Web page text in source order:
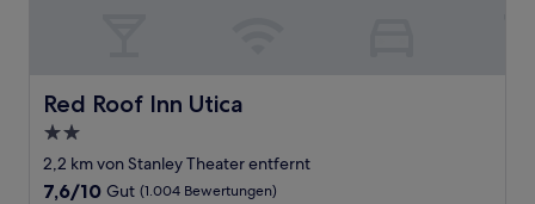
Red Roof Inn Utica
Red Roof Inn Utica
2.0-
Sterne-
Unterkunft
2,2 km von Stanley Theater entfernt
7.6
7,6/10 Gut (1.004 Bewertungen)